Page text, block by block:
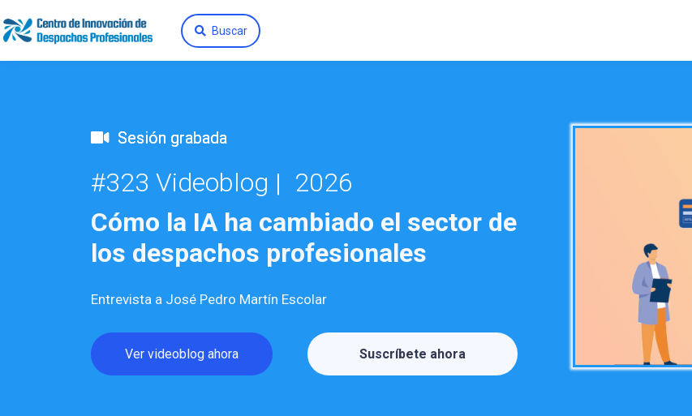
Buscar
Sesión grabada
#323 Videoblog | 2026
Cómo la IA ha cambiado el sector de
los despachos profesionales
Entrevista a José Pedro Martín Escolar
Ver videoblog ahora Suscríbete ahora